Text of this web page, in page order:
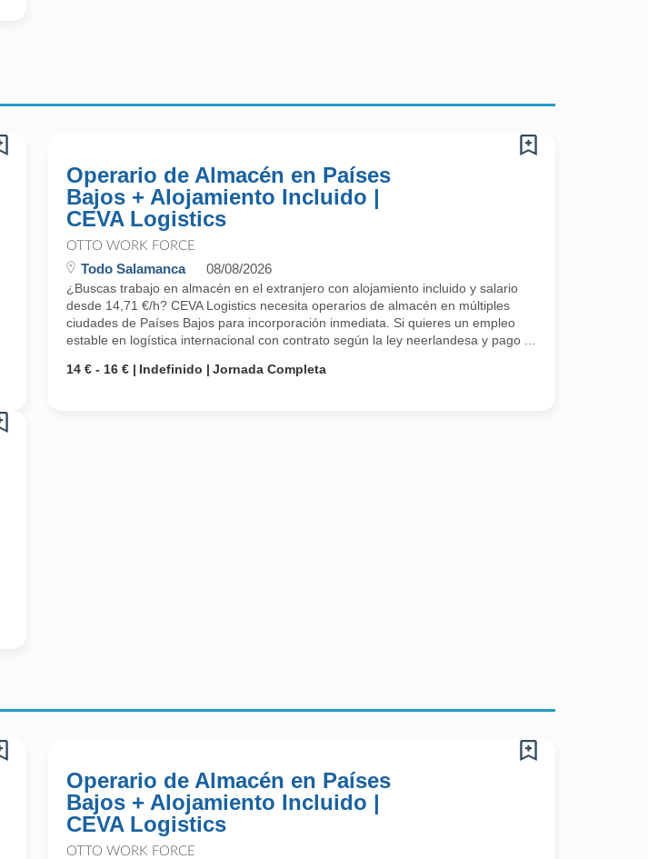
Operario de Almacén en Países
Bajos + Alojamiento Incluido |
CEVA Logistics
OTTO WORK FORCE
Todo Salamanca 08/08/2026
¿Buscas trabajo en almacén en el extranjero con alojamiento incluido y salario
desde 14,71 €/h? CEVA Logistics necesita operarios de almacén en múltiples
ciudades de Países Bajos para incorporación inmediata. Si quieres un empleo
estable en logística internacional con contrato según la ley neerlandesa y pago ...
14 € - 16 €
Indefinido Jornada Completa
Operario de Almacén en Países
Bajos + Alojamiento Incluido |
CEVA Logistics
OTTO WORK FORCE